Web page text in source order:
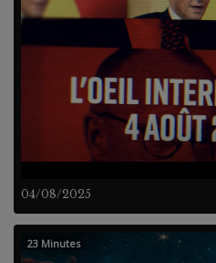
04/08/2025
23 Minutes